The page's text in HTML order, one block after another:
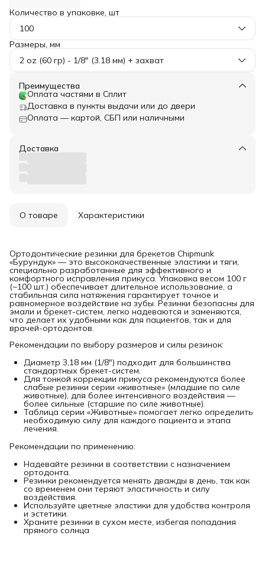
Количество в упаковке, шт
100
Размеры, мм
2 oz (60 гр) - 1/8" (3.18 мм) + захват
Преимущества
Оплата частями в Сплит
Доставка в пункты выдачи или до двери
Оплата — картой, СБП или наличными
Доставка
О товаре Характеристики
Ортодонтические резинки для брекетов Chipmunk
«Бурундук» — это высококачественные эластики и тяги,
специально разработанные для эффективного и
комфортного исправления прикуса. Упаковка весом 100 г
(~100 шт.) обеспечивает длительное использование, а
стабильная сила натяжения гарантирует точное и
равномерное воздействие на зубы. Резинки безопасны для
эмали и брекет-систем, легко надеваются и заменяются,
что делает их удобными как для пациентов, так и для
врачей-ортодонтов.
Рекомендации по выбору размеров и силы резинок:
Диаметр 3,18 мм (1/8") подходит для большинства
стандартных брекет-систем.
Для тонкой коррекции прикуса рекомендуются более
слабые резинки серии «животные» (младшие по силе
животные), для более интенсивного воздействия —
более сильные (старшие по силе животные).
Таблица серии «Животные» помогает легко определить
необходимую силу для каждого пациента и этапа
лечения.
Рекомендации по применению:
Надевайте резинки в соответствии с назначением
ортодонта.
Резинки рекомендуется менять дважды в день, так как
со временем они теряют эластичность и силу
воздействия.
Используйте цветные эластики для удобства контроля
и эстетики.
Храните резинки в сухом месте, избегая попадания
прямого солнца